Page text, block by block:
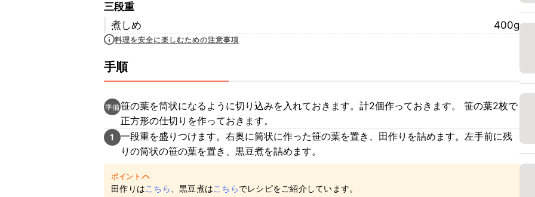
三段重
煮しめ
400g
料理を安全に楽しむための注意事項
手順
準備笹の葉を筒状になるように切り込みを入れておきます。計2個作っておきます。 笹の葉2枚で
正方形の仕切りを作っておきます。
1
一段重を盛りつけます。右奥に筒状に作った笹の葉を置き、田作りを詰めます。左手前に残
りの筒状の笹の葉を置き、黒豆煮を詰めます。
ポイント
田作りはこちら 、黒豆煮はこちらでレシピをご紹介しています。